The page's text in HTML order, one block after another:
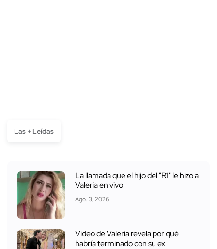
Las + Leídas
La llamada que el hijo del "R1" le hizo a
Valeria en vivo
Ago. 3, 2026
Video de Valeria revela por qué
habría terminado con su ex